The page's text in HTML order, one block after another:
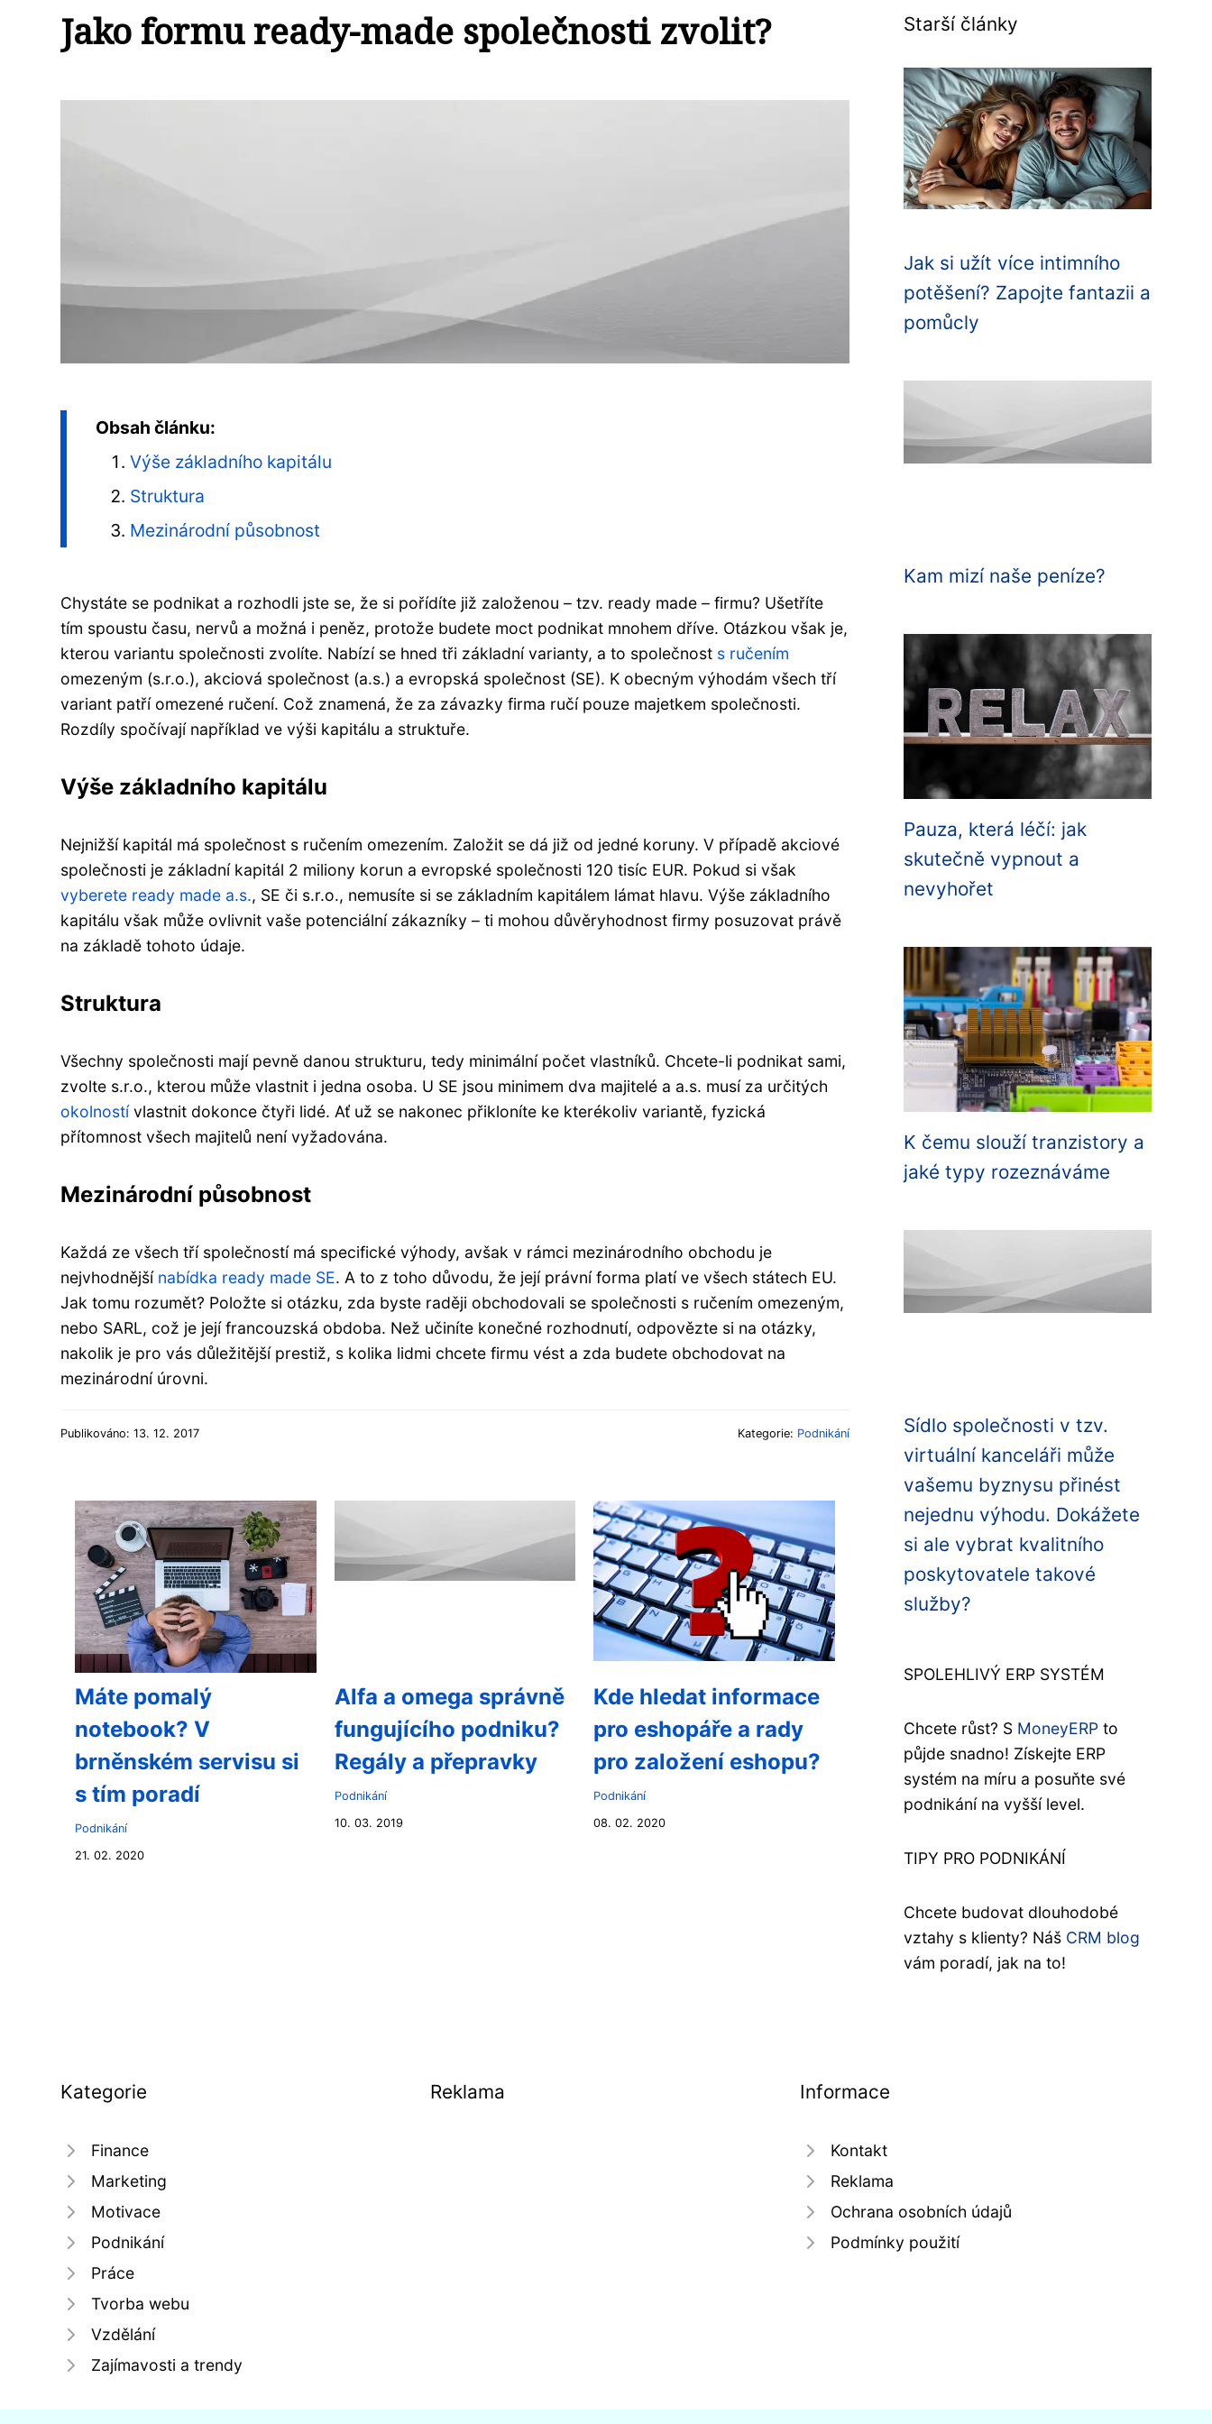
Jako formu ready-made společnosti zvolit?
Obsah článku:
Výše základního kapitálu
Struktura
Mezinárodní působnost
Chystáte se podnikat a rozhodli jste se, že si pořídíte již založenou – tzv. ready made – firmu? Ušetříte
tím spoustu času, nervů a možná i peněz, protože budete moct podnikat mnohem dříve. Otázkou však je,
kterou variantu společnosti zvolíte. Nabízí se hned tři základní varianty, a to společnost s ručením
omezeným (s.r.o.), akciová společnost (a.s.) a evropská společnost (SE). K obecným výhodám všech tří
variant patří omezené ručení. Což znamená, že za závazky firma ručí pouze majetkem společnosti.
Rozdíly spočívají například ve výši kapitálu a struktuře.
Výše základního kapitálu
Nejnižší kapitál má společnost s ručením omezením. Založit se dá již od jedné koruny. V případě akciové
společnosti je základní kapitál 2 miliony korun a evropské společnosti 120 tisíc EUR. Pokud si však
vyberete ready made a.s., SE či s.r.o., nemusíte si se základním kapitálem lámat hlavu. Výše základního
kapitálu však může ovlivnit vaše potenciální zákazníky – ti mohou důvěryhodnost firmy posuzovat právě
na základě tohoto údaje.
Struktura
Všechny společnosti mají pevně danou strukturu, tedy minimální počet vlastníků. Chcete-li podnikat sami,
zvolte s.r.o., kterou může vlastnit i jedna osoba. U SE jsou minimem dva majitelé a a.s. musí za určitých
okolnostívlastnit dokonce čtyři lidé. Ať už se nakonec přikloníte ke kterékoliv variantě, fyzická
přítomnost všech majitelů není vyžadována.
Mezinárodní působnost
Každá ze všech tří společností má specifické výhody, avšak v rámci mezinárodního obchodu je
nejvhodnější nabídka ready made SE. A to z toho důvodu, že její právní forma platí ve všech státech EU.
Jak tomu rozumět? Položte si otázku, zda byste raději obchodovali se společnosti s ručením omezeným,
nebo SARL, což je její francouzská obdoba. Než učiníte konečné rozhodnutí, odpovězte si na otázky,
nakolik je pro vás důležitější prestiž, s kolika lidmi chcete firmu vést a zda budete obchodovat na
mezinárodní úrovni.
Publikováno: 13. 12. 2017 Kategorie: Podnikání
Máte pomalý
notebook? V
brněnském servisu si
s tím poradí
Podnikání
21. 02. 2020
Alfa a omega správně
fungujícího podniku?
Regály a přepravky
Podnikání
10. 03. 2019
Kde hledat informace
pro eshopáře a rady
pro založení eshopu?
Podnikání
08. 02. 2020
Starší články
Jak si užít více intimního
potěšení? Zapojte fantazii a
pomůcly
Kam mizí naše peníze?
Pauza, která léčí: jak
skutečně vypnout a
nevyhořet
K čemu slouží tranzistory a
jaké typy rozeznáváme
Sídlo společnosti v tzv.
virtuální kanceláři může
vašemu byznysu přinést
nejednu výhodu. Dokážete
si ale vybrat kvalitního
poskytovatele takové
služby?
SPOLEHLIVÝ ERP SYSTÉM
Chcete růst? S MoneyERP to
půjde snadno! Získejte ERP
systém na míru a posuňte své
podnikání na vyšší level.
TIPY PRO PODNIKÁNÍ
Chcete budovat dlouhodobé
vztahy s klienty? Náš CRM blog
vám poradí, jak na to!
Kategorie
Finance
Marketing
Motivace
Podnikání
Práce
Tvorba webu
Vzdělání
Zajímavosti a trendy
Reklama Informace
Kontakt
Reklama
Ochrana osobních údajů
Podmínky použití